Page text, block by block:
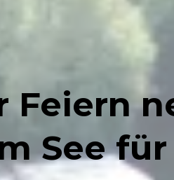
Feiern
See